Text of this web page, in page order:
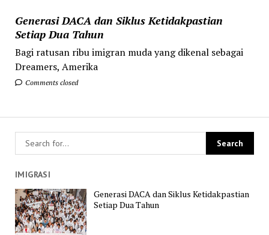
Generasi DACA dan Siklus Ketidakpastian
Setiap Dua Tahun
Bagi ratusan ribu imigran muda yang dikenal sebagai
Dreamers, Amerika
Comments closed
IMIGRASI
Generasi DACA dan Siklus Ketidakpastian
Setiap Dua Tahun